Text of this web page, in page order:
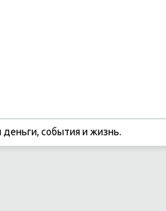
сοбытия и жизнь.